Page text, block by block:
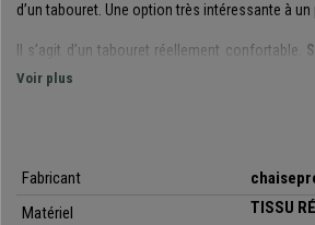
d’un tabouret. Une option très intéressante à
Il s’agit d’un tabouret réellement confortable.
rembourrage épais et des formes
rembourrage généreux
Voir plus
Fabricant
Matériel
TISSU